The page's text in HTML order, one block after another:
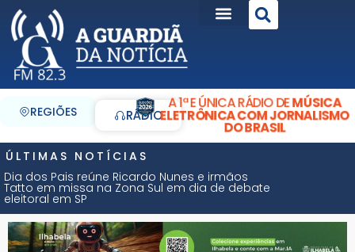
REGIÕES RÁDIO
A 1ª E ÚNICA RÁDIO DEMÚSICA
ELETRÔNICA COM JORNALISMO
DO BRASIL
ÚLTIMAS NOTÍCIAS
Dia dos Pais reúne Ricardo Nunes e irmãos
Tatto em missa na Zona Sul em dia de debate
eleitoral em SP